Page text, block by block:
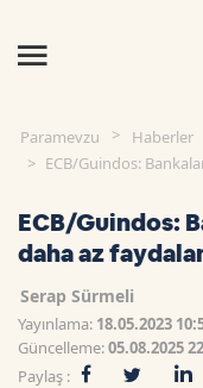
Paramevzu Haberler
ECB/Guindos:
ECB/Guindos:
daha az
Serap Sürmeli
Yayınlama: 18.05.2023
Güncelleme:05.08.2025
Paylaş :